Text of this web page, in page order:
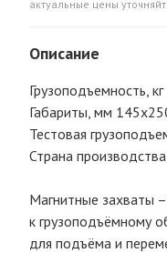
актуальные цены
Описание
Грузоподъемность,
Габариты, мм
Тестовая
Страна
Магнитные захваты
к грузоподъёмному
для подъёма и